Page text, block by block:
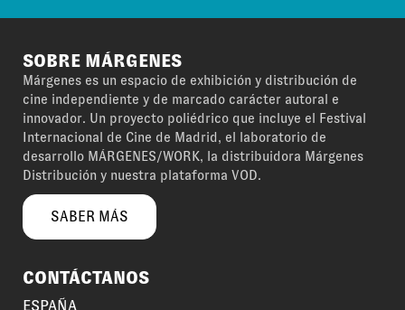
SOBRE MÁRGENES
Márgenes es un espacio de exhibición y distribución de
cine independiente y de marcado carácter autoral e
innovador. Un proyecto poliédrico que incluye el Festival
Internacional de Cine de Madrid, el laboratorio de
desarrollo MÁRGENES/WORK, la distribuidora Márgenes
Distribución y nuestra plataforma VOD.
SABER MÁS
CONTÁCTANOS
ESPAÑA